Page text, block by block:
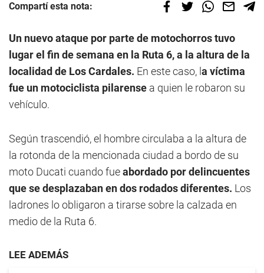
Compartí esta nota:
Un nuevo ataque por parte de motochorros tuvo
lugar el fin de semana en la Ruta 6, a la altura de la
localidad de Los Cardales. En este caso, l a víctima
fue un motociclista pilarense a quien le robaron su
vehículo.
Según trascendió, el hombre circulaba a la altura de
la rotonda de la mencionada ciudad a bordo de su
moto Ducati cuando fueabordado por delincuentes
que se desplazaban en dos rodados diferentes. Los
ladrones lo obligaron a tirarse sobre la calzada en
medio de la Ruta 6.
LEE ADEMÁS